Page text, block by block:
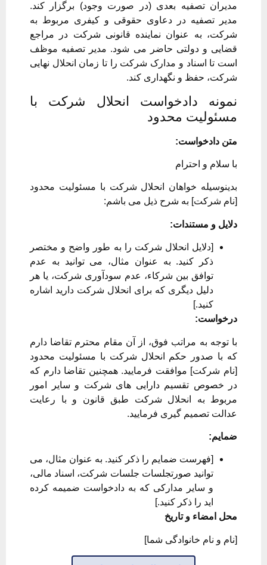
مدیران تصفیه بعدی (در صورت وجود) برگزار کند.
مدیر تصفیه در دعاوی حقوقی و کیفری مربوط به
شرکت، به عنوان نماینده قانونی شرکت در مراجع
قضایی و دولتی حاضر می شود. مدیر تصفیه موظف
است تا اسناد و مدارک شرکت را تا زمان انحلال نهایی
شرکت، حفظ و نگهداری کند.
نمونه دادخواست انحلال شرکت با
مسئولیت محدود
متن دادخواست:
با سلام و احترام
بدینوسیله خواهان انحلال شرکت با مسئولیت محدود
[نام شرکت] به شرح ذیل می باشم:
دلایل و مستندات:
[دلایل انحلال شرکت را به طور واضح و مختصر
ذکر کنید. به عنوان مثال، می توانید به عدم
توافق بین شرکاء، عدم سودآوری شرکت، یا هر
دلیل دیگری که برای انحلال شرکت دارید اشاره
کنید.]
درخواست:
با توجه به مراتب فوق، از آن مقام محترم تقاضا دارم
که با صدور حکم انحلال شرکت با مسئولیت محدود
[نام شرکت] موافقت فرمایید. همچنین تقاضا دارم که
در خصوص تقسیم دارایی های شرکت و سایر امور
مربوط به انحلال شرکت طبق قانون و با رعایت
عدالت تصمیم گیری فرمایید.
ضمایم:
[فهرست ضمایم را ذکر کنید. به عنوان مثال، می
توانید صورتجلسات جلسات شرکت، اسناد مالی،
و سایر مدارکی که به دادخواست ضمیمه کرده
اید را ذکر کنید.]
محل امضاء و تاریخ
[نام و نام خانوادگی شما]